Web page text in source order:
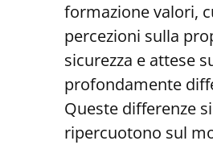
formazione valori,
percezioni sulla
sicurezza e attese
profondamente
Queste differenze si
ripercuotono sul